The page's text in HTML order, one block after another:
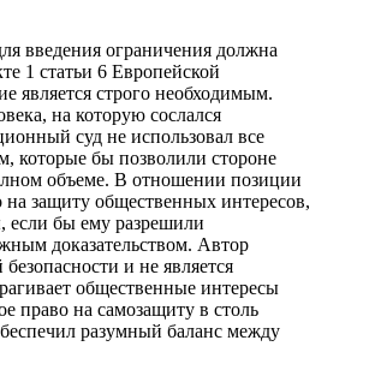
введения ограничения должна
1 статьи 6 Европейской
является строго необходимым.
на которую сослался
суд не использовал все
которые бы позволили стороне
объеме. В отношении позиции
защиту общественных интересов,
если бы ему разрешили
доказательством. Автор
и не является
общественные интересы
право на самозащиту в столь
разумный баланс между